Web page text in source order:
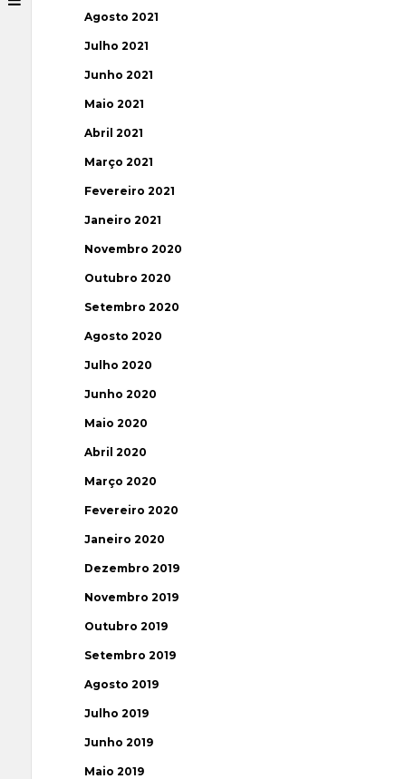
Agosto 2021
Julho 2021
Junho 2021
Maio 2021
Abril 2021
Março 2021
Fevereiro 2021
Janeiro 2021
Novembro 2020
Outubro 2020
Setembro 2020
Agosto 2020
Julho 2020
Junho 2020
Maio 2020
Abril 2020
Março 2020
Fevereiro 2020
Janeiro 2020
Dezembro 2019
Novembro 2019
Outubro 2019
Setembro 2019
Agosto 2019
Julho 2019
Junho 2019
Maio 2019